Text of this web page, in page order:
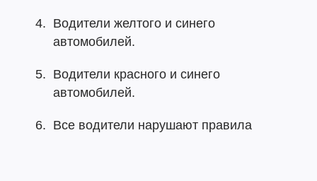
Водители желтого и синего
автомобилей.
Водители красного и синего
автомобилей.
Все водители нарушают правила